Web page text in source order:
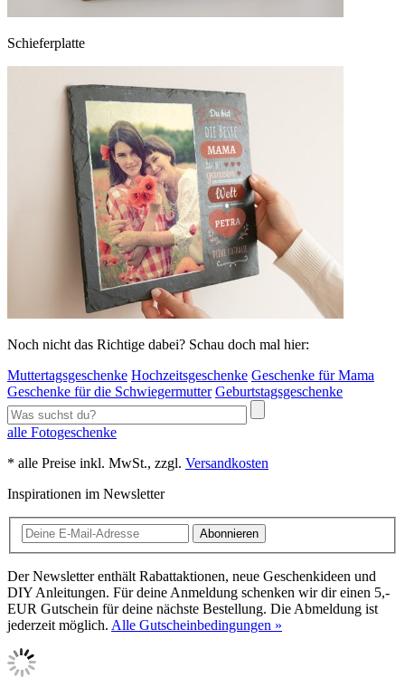
Schieferplatte
Noch nicht das Richtige dabei? Schau doch mal hier:
Muttertagsgeschenke Hochzeitsgeschenke Geschenke für Mama
Geschenke für die Schwiegermutter Geburtstagsgeschenke
alle Fotogeschenke
* alle Preise inkl. MwSt., zzgl. Versandkosten
Inspirationen im Newsletter
Abonnieren
Der Newsletter enthält Rabattaktionen, neue Geschenkideen und
DIY Anleitungen. Für deine Anmeldung schenken wir dir einen 5,-
EUR Gutschein für deine nächste Bestellung. Die Abmeldung ist
jederzeit möglich. Alle Gutscheinbedingungen »